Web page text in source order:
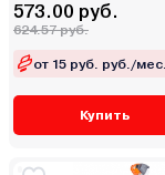
573.00 руб.
624.57 руб.
от 15 руб. руб./мес.
Купить